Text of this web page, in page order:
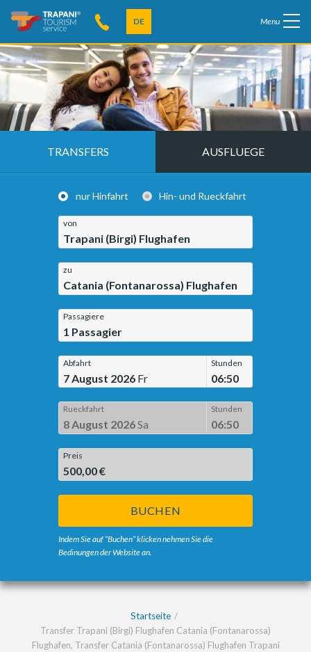
DE Menu
TRANSFERS AUSFLUEGE
nur Hinfahrt Hin- und Rueckfahrt
von
Trapani (Birgi) Flughafen
zu
Catania (Fontanarossa) Flughafen
Passagiere
1 Passagier
Abfahrt
7 August 2026 Fr
Stunden
06:50
Rueckfahrt
8 August 2026Sa
Stunden
06:50
Preis
500,00 €
BUCHEN
Indem Sie auf “Buchen” klicken nehmen Sie die
Bedinungen der Website an.
Startseite
Transfer Trapani (Birgi) Flughafen Catania (Fontanarossa)
Flughafen, Transfer Catania (Fontanarossa) Flughafen Trapani